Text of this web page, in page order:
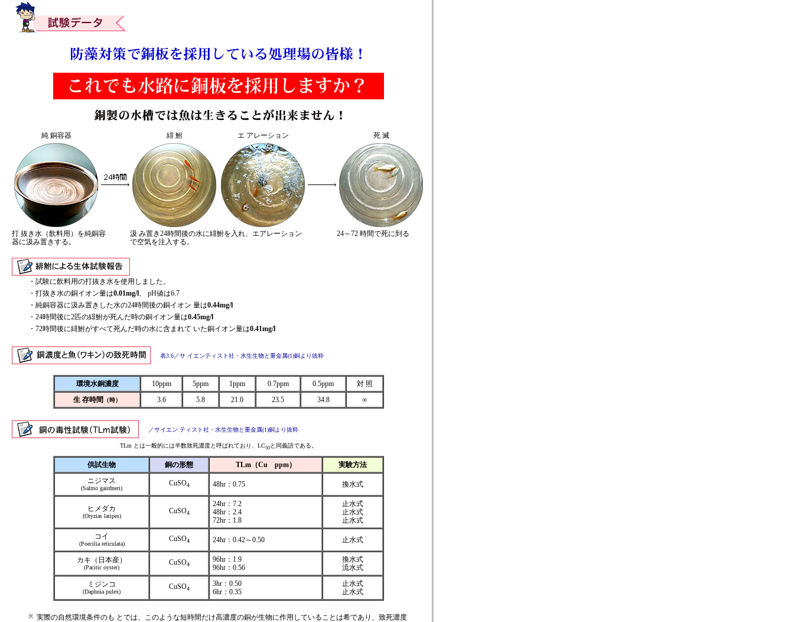
純 銅容器 緋 鮒 エ アレーション 死 滅
打 抜き水（飲料用）を純銅容
器に汲み置きする。
汲 み置き24時間後の水に緋鮒を入れ、エアレーション
で空気を注入する。
24～72 時間で死に到る
・試験に飲料用の打抜き水を使用しました。
・打抜き水の銅イオン量は0.01mg/l、 pH値は6.7
・純銅容器に汲み置きした水の24時間後の銅イオン 量は0.44mg/l
・24時間後に2匹の緋鮒が死んだ時の銅イオン量は0.45mg/l
・72時間後に緋鮒がすべて死んだ時の水に含まれて いた銅イオン量は0.41mg/l
表3.6／サ イエンティスト社・水生生物と重金属(1)銅より抜粋
環境水銅濃度 10ppm 5ppm 1ppm 0.7ppm 0.5ppm
対 照
生 存時間 （時） 3.6 5.8 21.0 23.5 34.8 ∞
／サイエン ティスト社・水生生物と重金属(1)銅より抜粋
TLm とは一般的には半数致死濃度と呼ばれており、LC50 と同義語である。
供試生物 銅の形態 TLm（Cu ppm）
実験方法
ニジマス
(Salmo gairdneri)
CuSO4 48hr：0.75 換水式
ヒメダカ
(Oryzias latipes)
CuSO4
24hr：7.2
48hr：2.4
72hr：1.8
止水式
止水式
止水式
コイ
(Poecilia reticulata)
CuSO4 24hr：0.42～0.50 止水式
カキ（日本産）
(Pacitic oyster)
CuSO4
96hr：1.9
96hr：0.56
換水式
流水式
ミジンコ
(Daphnia pulex)
CuSO4
3hr：0.50
6hr：0.35
止水式
止水式
※ 実際の自然環境条件のも とでは、このような短時間だけ高濃度の銅が生物に作用していることは希であり、致死濃度